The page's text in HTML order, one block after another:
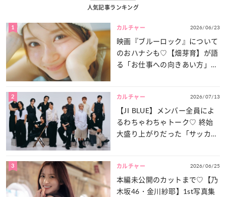
人気記事ランキング
1 カルチャー 2026/06/23
映画『ブルーロック』について
のおハナシも♡【畑芽育】が語
る「お仕事への向きあい方」と
2 カルチャー 2026/07/13
【JI BLUE】メンバー全員によ
るわちゃわちゃトーク♡ 終始
大盛り上がりだった「サッカー
3 カルチャー 2026/06/25
本編未公開のカットまで♡【乃
木坂46・金川紗耶】1st写真集